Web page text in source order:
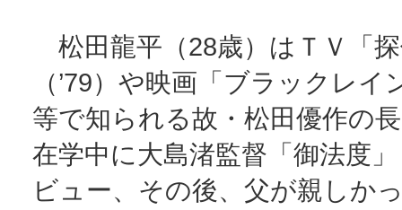
松田龍平（28歳）はＴＶ「
（’79）や映画「ブラックレイ
等で知られる故・松田優作の
在学中に大島渚監督「御法度」
ビュー、その後、父が親しか